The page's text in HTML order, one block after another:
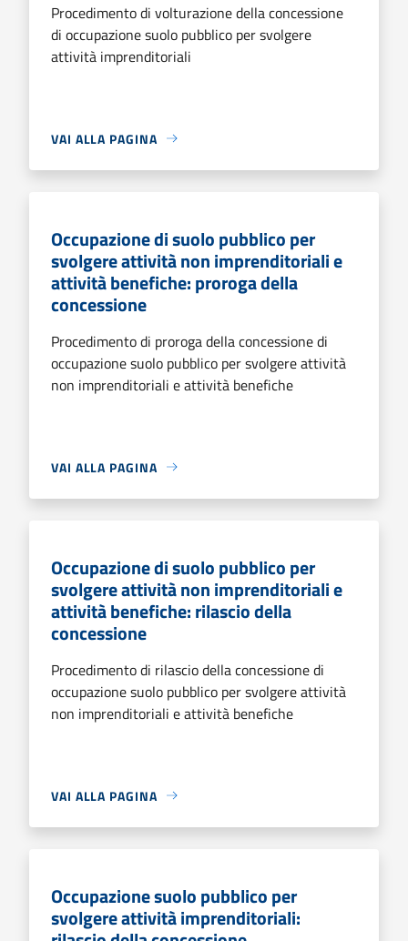
Procedimento di volturazione della concessione
di occupazione suolo pubblico per svolgere
attività imprenditoriali
VAI ALLA PAGINA
Occupazione di suolo pubblico per
svolgere attività non imprenditoriali e
attività benefiche: proroga della
concessione
Procedimento di proroga della concessione di
occupazione suolo pubblico per svolgere attività
non imprenditoriali e attività benefiche
VAI ALLA PAGINA
Occupazione di suolo pubblico per
svolgere attività non imprenditoriali e
attività benefiche: rilascio della
concessione
Procedimento di rilascio della concessione di
occupazione suolo pubblico per svolgere attività
non imprenditoriali e attività benefiche
VAI ALLA PAGINA
Occupazione suolo pubblico per
svolgere attività imprenditoriali: